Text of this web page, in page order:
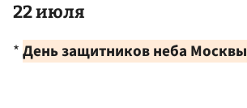
22 июля
*День защитников неба Москвы